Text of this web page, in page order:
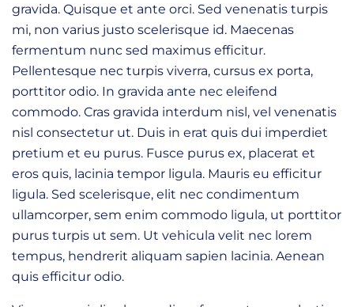
gravida. Quisque et ante orci. Sed venenatis turpis
mi, non varius justo scelerisque id. Maecenas
fermentum nunc sed maximus efficitur.
Pellentesque nec turpis viverra, cursus ex porta,
porttitor odio. In gravida ante nec eleifend
commodo. Cras gravida interdum nisl, vel venenatis
nisl consectetur ut. Duis in erat quis dui imperdiet
pretium et eu purus. Fusce purus ex, placerat et
eros quis, lacinia tempor ligula. Mauris eu efficitur
ligula. Sed scelerisque, elit nec condimentum
ullamcorper, sem enim commodo ligula, ut porttitor
purus turpis ut sem. Ut vehicula velit nec lorem
tempus, hendrerit aliquam sapien lacinia. Aenean
quis efficitur odio.